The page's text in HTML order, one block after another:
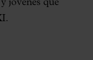
jóvenes que